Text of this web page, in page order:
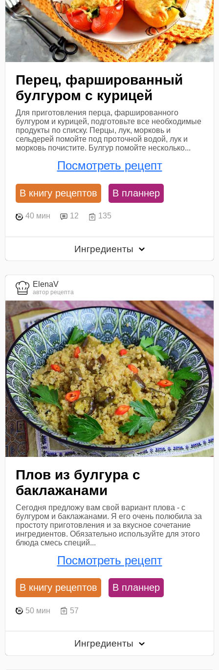
Перец, фаршированный
булгуром с курицей
Для приготовления перца, фаршированного
булгуром и курицей, подготовьте все необходимые
продукты по списку. Перцы, лук, морковь и
сельдерей помойте под проточной водой, лук и
морковь почистите. Булгур помойте несколько...
Посмотреть рецепт
В книгу рецептов В планнер
40 мин 12 135
Ингредиенты
ElenaV
автор рецепта
Плов из булгура с
баклажанами
Сегодня предложу вам свой вариант плова - с
булгуром и баклажанами. Я его очень полюбила за
простоту приготовления и за вкусное сочетание
ингредиентов. Обязательно используйте для этого
блюда смесь специй...
Посмотреть рецепт
В книгу рецептов В планнер
50 мин 57
Ингредиенты